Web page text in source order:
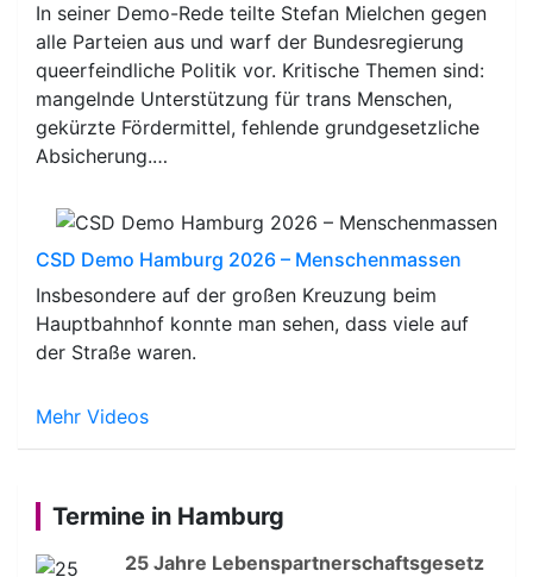
In seiner Demo-Rede teilte Stefan Mielchen gegen
alle Parteien aus und warf der Bundesregierung
queerfeindliche Politik vor. Kritische Themen sind:
mangelnde Unterstützung für trans Menschen,
gekürzte Fördermittel, fehlende grundgesetzliche
Absicherung.…
CSD Demo Hamburg 2026 – Menschenmassen
Insbesondere auf der großen Kreuzung beim
Hauptbahnhof konnte man sehen, dass viele auf
der Straße waren.
Mehr Videos
Termine in Hamburg
25 Jahre Lebenspartnerschaftsgesetz